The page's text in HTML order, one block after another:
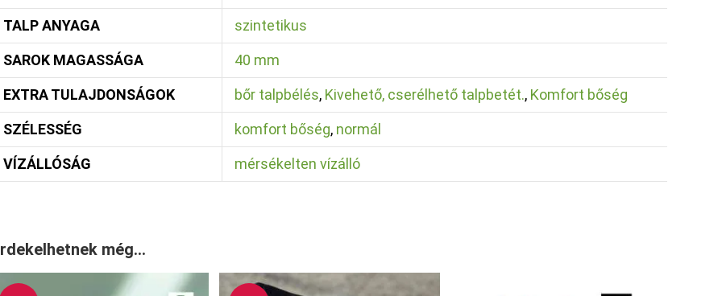
TALP ANYAGA szintetikus
SAROK MAGASSÁGA 40 mm
EXTRA TULAJDONSÁGOK bőr talpbélés, Kivehető, cserélhető talpbetét., Komfort bőség
SZÉLESSÉG komfort bőség, normál
VÍZÁLLÓSÁG mérsékelten vízálló
még…